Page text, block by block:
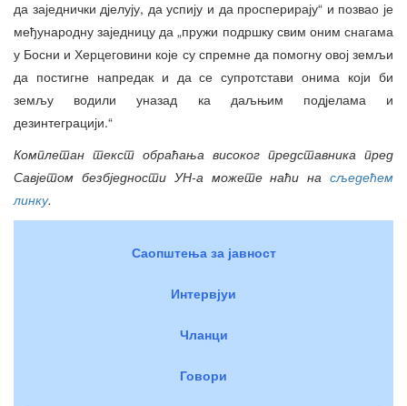
да заједнички дјелују, да успију и да просперирају“ и позвао је
међународну заједницу да „пружи подршку свим оним снагама
у Босни и Херцеговини које су спремне да помогну овој земљи
да постигне напредак и да се супротстави онима који би
земљу водили уназад ка даљњим подјелама и
дезинтеграцији.“
Комплетан текст обраћања високог представника пред
Савјетом безбједности УН-а можете наћи на сљедећем
линку.
Саопштења за јавност
Интервјуи
Чланци
Говори